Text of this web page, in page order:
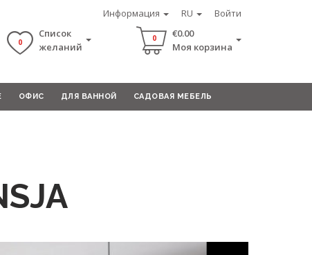
Информация RU Войти
0
Список
желаний
0
€0.00
Моя корзина
ОФИС ДЛЯ ВАННОЙ САДОВАЯ МЕБЕЛЬ